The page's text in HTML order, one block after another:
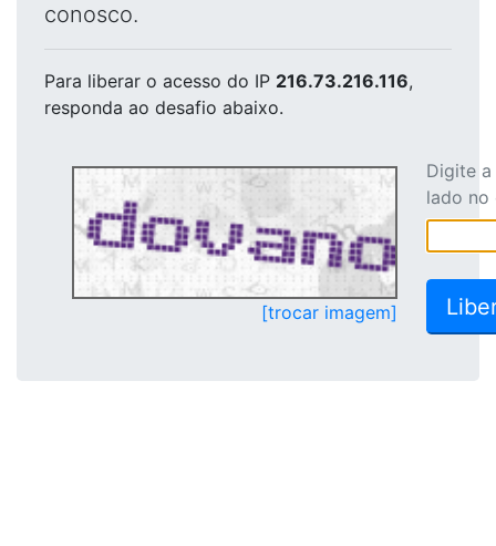
conosco.
Para liberar o acesso do IP 216.73.216.116,
responda ao desafio abaixo.
[trocar imagem]
Digite
lado no